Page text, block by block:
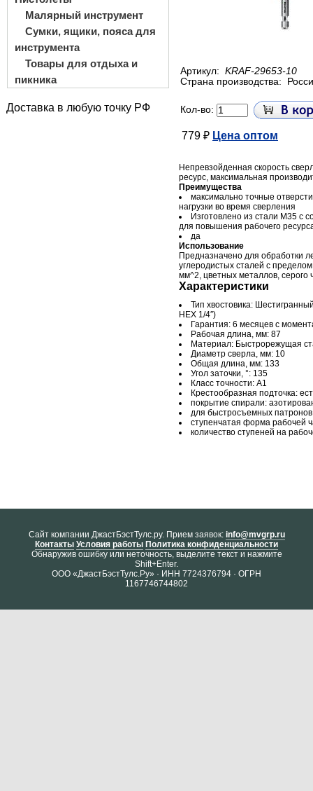
Малярный инструмент
Сумки, ящики, пояса для
инструмента
Товары для отдыха и
пикника
Доставка в любую точку РФ
Артикул: KRAF-29653-10
Страна производства:
Кол-во:
779 ₽ Цена оптом
Непревзойденная скорость
ресурс, максимальная
Преимущества
максимально точные
нагрузки во время сверления
Изготовлено из стали М35 с
для повышения рабочего
да
Использование
Предназначено для обработки
углеродистых сталей с
мм^2, цветных металлов, серого
Характеристики
Тип хвостовика:
НЕХ 1/4″)
Гарантия: 6 месяцев с
Рабочая длина, мм: 87
Материал: Быстрорежущая
Диаметр сверла, мм: 10
Общая длина, мм: 133
Угол заточки, °: 135
Класс точности: А1
Крестообразная подточка:
покрытие спирали:
для быстросъемных
ступенчатая форма рабочей
количество ступеней на
Cайт компании ДжастБэстТулс.ру. Прием заявок: info@mvgrp.ru
Контакты Условия работы Политика конфиденциальности
Обнаружив ошибку или неточность, выделите текст и нажмите
Shift+Enter.
ООО «ДжастБэстТулс.Ру» · ИНН 7724376794 · ОГРН
1167746744802